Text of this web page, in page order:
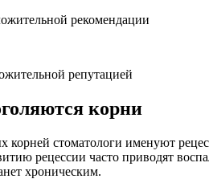
рекомендации
репутацией
корни
корней стоматологи именуют
рецессии часто приводят
хроническим.